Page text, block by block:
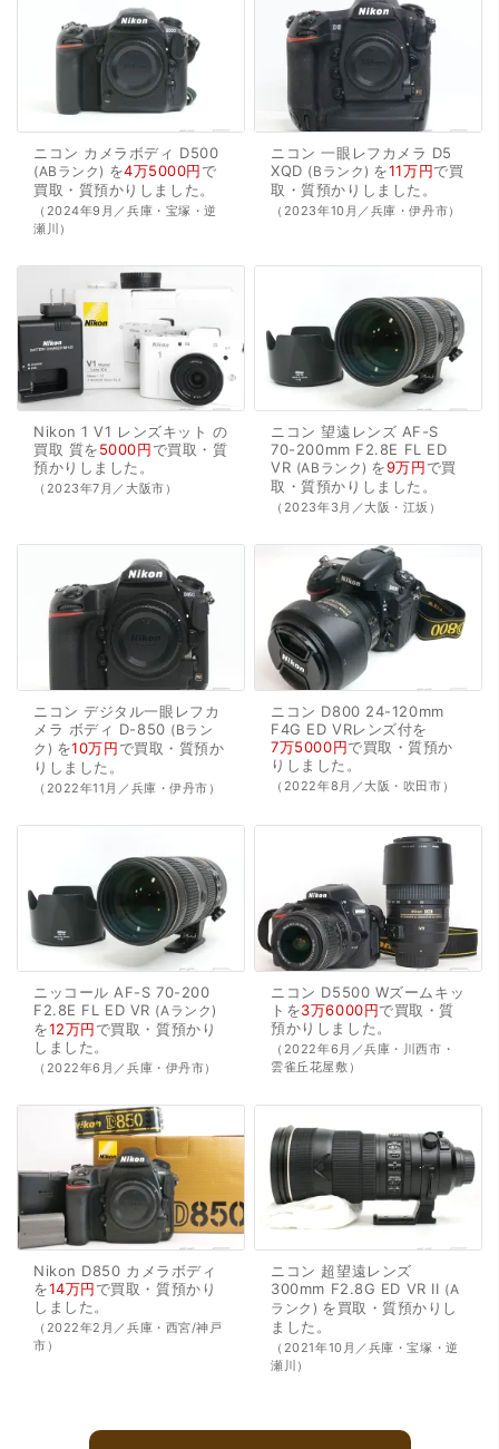
ニコン カメラボディ D500
ABランク を4万5000円で
買取・質預かり しました。
（2024年9月／兵庫・宝塚・逆
瀬川）
ニコン 一眼レフカメラ D5
XQD
Bランク を11万円で買
取・質預かり しました。
（2023年10月／兵庫・伊丹市）
Nikon 1 V1 レンズキット の
買取 質を5000円で買取・質
預かり しました。
（2023年7月／大阪市）
ニコン 望遠レンズ AF-S
70-200mm F2.8E FL ED
VR
ABランク を9万円で買
取・質預かり しました。
（2023年3月／大阪・江坂）
ニコン デジタル一眼レフカ
メラ ボディ D-850
Bラン
ク
を10万円で買取・質預か
り しました。
（2022年11月／兵庫・伊丹市）
ニコン D800 24-120mm
F4G ED VRレンズ付を
7万5000円で買取・質預か
り しました。
（2022年8月／大阪・吹田市）
ニッコール AF-S 70-200
F2.8E FL ED VR Aランク
を12万円で買取・質預かり
しました。
（2022年6月／兵庫・伊丹市）
ニコン D5500 Wズームキッ
トを3万6000円で買取・質
預かり しました。
（2022年6月／兵庫・川西市・
雲雀丘花屋敷）
Nikon D850 カメラボディ
を14万円で買取・質預かり
しました。
（2022年2月／兵庫・西宮/神戸
市）
ニコン 超望遠レンズ
300mm F2.8G ED VR II
A
ランク
を買取・質預かり し
ました。
（2021年10月／兵庫・宝塚・逆
瀬川）